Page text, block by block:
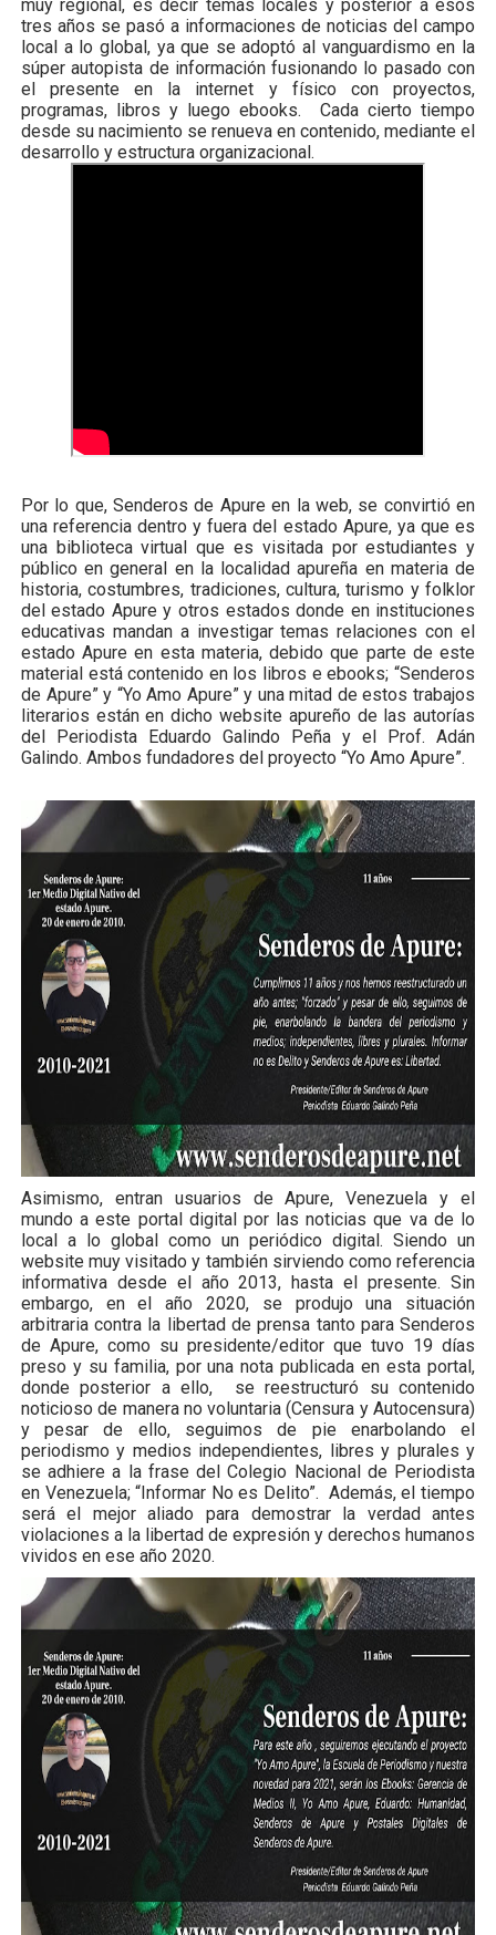
muy regional, es decir temas locales y posterior a esos
tres años se pasó a informaciones de noticias del campo
local a lo global, ya que se adoptó al vanguardismo en la
súper autopista de información fusionando lo pasado con
el presente en la internet y físico con proyectos,
programas, libros y luego ebooks.
Cada cierto tiempo
desde su nacimiento se renueva en contenido, mediante el
desarrollo y estructura organizacional.
Por lo que, Senderos de Apure en la web, se convirtió en
una referencia dentro y fuera del estado Apure, ya que es
una biblioteca virtual que es visitada por estudiantes y
público en general en la localidad apureña en materia de
historia, costumbres, tradiciones, cultura, turismo y folklor
del estado Apure y otros estados donde en instituciones
educativas mandan a investigar temas relaciones con el
estado Apure en esta materia, debido que parte de este
material está contenido en los libros e ebooks; “Senderos
de Apure” y “Yo Amo Apure” y una mitad de estos trabajos
literarios están en dicho website apureño de las autorías
del Periodista Eduardo Galindo Peña y el Prof. Adán
Galindo. Ambos fundadores del proyecto “Yo Amo Apure”.
Asimismo, entran usuarios de Apure, Venezuela y el
mundo a este portal digital por las noticias que va de lo
local a lo global como un periódico digital. Siendo un
website muy visitado y también sirviendo como referencia
informativa desde el año 2013, hasta el presente. Sin
embargo, en el año 2020, se produjo una situación
arbitraria contra la libertad de prensa tanto para Senderos
de Apure, como su presidente/editor que tuvo 19 días
preso y su familia, por una nota publicada en esta portal,
donde posterior a ello,
se reestructuró su contenido
noticioso de manera no voluntaria (Censura y Autocensura)
y pesar de ello, seguimos de pie enarbolando el
periodismo y medios independientes, libres y plurales y
se adhiere a la frase del Colegio Nacional de Periodista
en Venezuela; “Informar No es Delito”. Además, el tiempo
será el mejor aliado para demostrar la verdad antes
violaciones a la libertad de expresión y derechos humanos
vividos en ese año 2020.